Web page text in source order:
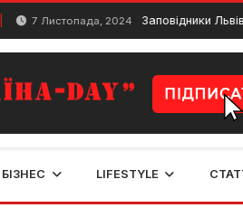
7 Листопада, 2024 Заповідники
БІЗНЕС LIFESTYLE